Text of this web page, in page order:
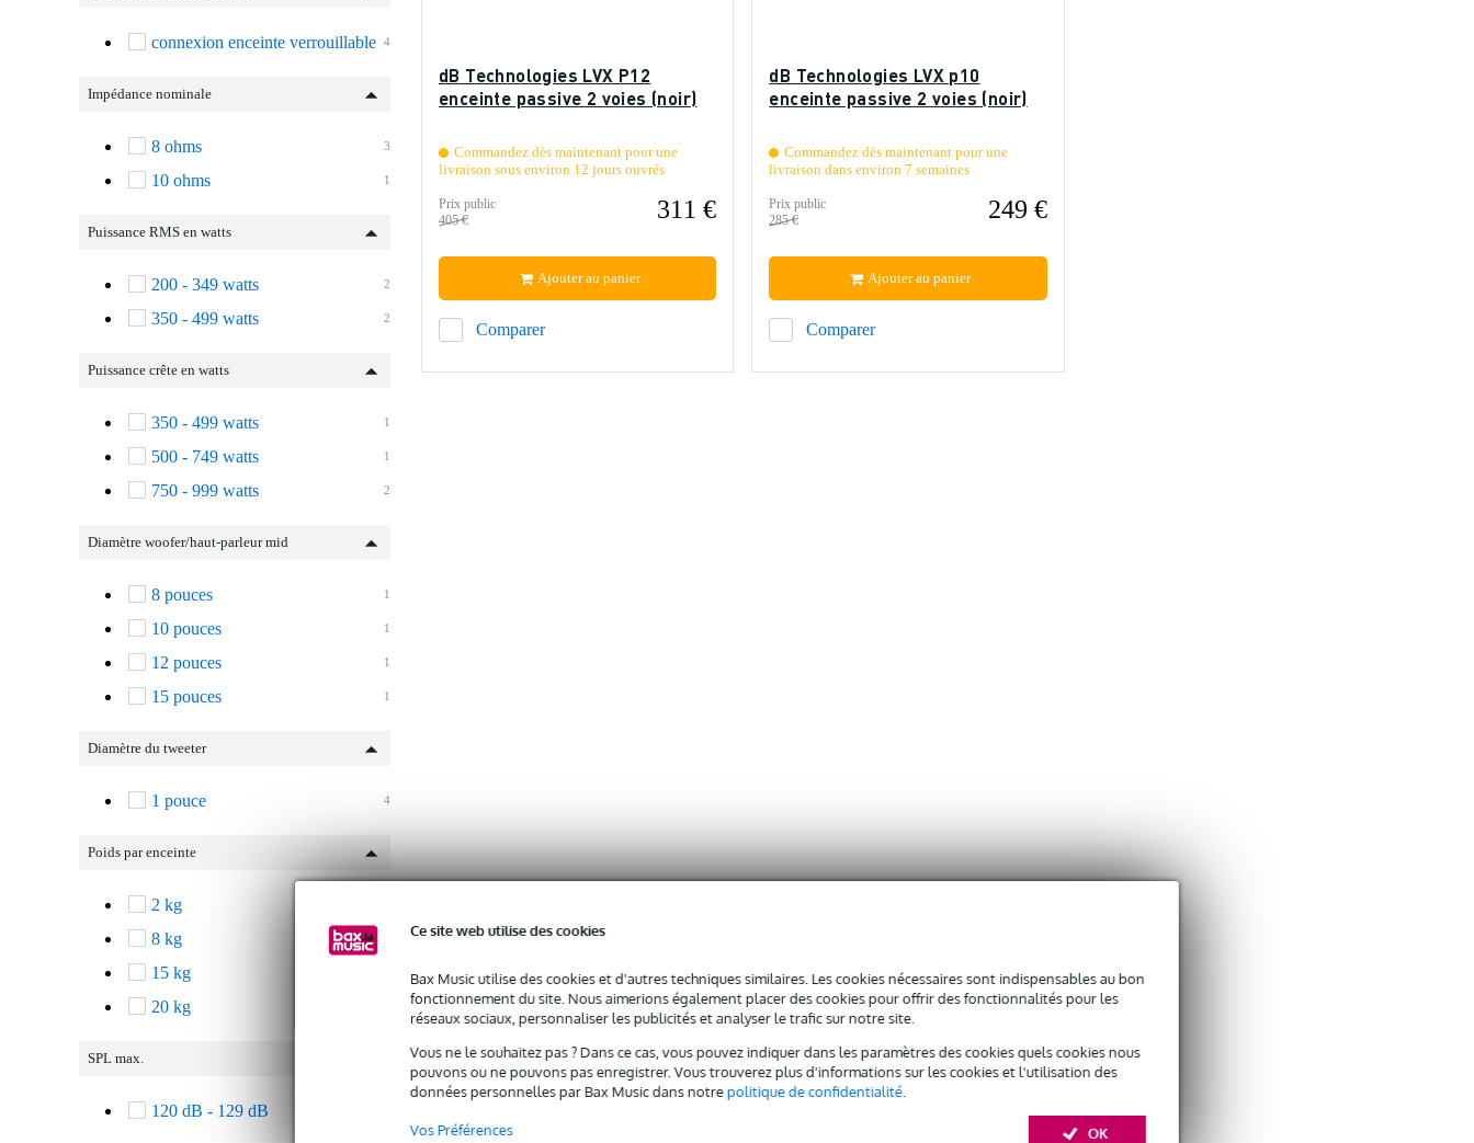
Ce site web utilise des cookies
Bax Music utilise des cookies et d'autres techniques similaires. Les cookies nécessaires sont indispensables au bon
fonctionnement du site. Nous aimerions également placer des cookies pour offrir des fonctionnalités pour les
réseaux sociaux, personnaliser les publicités et analyser le trafic sur notre site.
Vous ne le souhaitez pas ? Dans ce cas, vous pouvez indiquer dans les paramètres des cookies quels cookies nous
pouvons ou ne pouvons pas enregistrer. Vous trouverez plus d'informations sur les cookies et l'utilisation des
données personnelles par Bax Music dans notrepolitique de confidentialité.
OK
Vos Préférences
4
connexion enceinte verrouillable
Impédance nominale
3
8 ohms
1
10 ohms
Puissance RMS en watts
2
200 - 349 watts
2
350 - 499 watts
Puissance crête en watts
1
350 - 499 watts
1
500 - 749 watts
2
750 - 999 watts
Diamètre woofer/haut-parleur mid
1
8 pouces
1
10 pouces
1
12 pouces
1
15 pouces
Diamètre du tweeter
4
1 pouce
Poids par enceinte
2 kg
8 kg
15 kg
20 kg
SPL max.
120 dB - 129 dB
dB Technologies LVX P12
enceinte passive 2 voies (noir)
Commandez dès maintenant pour une
livraison sous environ 12 jours ouvrés
Prix public
405 €
311 €
Comparer
Ajouter au panier
dB Technologies LVX p10
enceinte passive 2 voies (noir)
Commandez dès maintenant pour une
livraison dans environ 7 semaines
Prix public
285 €
249 €
Comparer
Ajouter au panier